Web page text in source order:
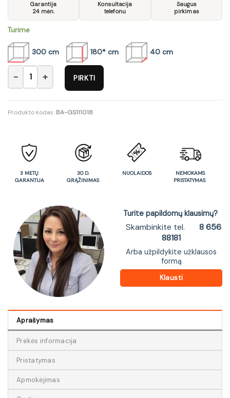
Garantija
24 mėn.
Konsultacija
telefonu
Saugus
pirkimas
Turime
300 cm 180* cm 40 cm
produkto kiekis: Sekcija Vigo 17
PIRKTI
Produkto kodas: BA-GS111018
3 METŲ
GARANTIJA
30 D.
GRĄŽINIMAS
NUOLAIDOS
NEMOKAMS
PRISTATYMAS
Turite papildomų klausimų?
Skambinkite tel.
8 656
88181
Arba užpildykite užklausos
formą
Klausti
Aprašymas
Prekės informacija
Pristatymas
Apmokėjimas